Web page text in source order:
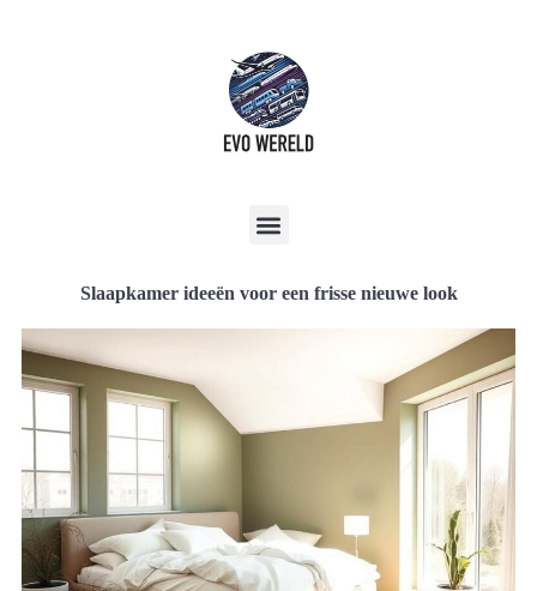
Slaapkamer ideeën voor een frisse nieuwe look